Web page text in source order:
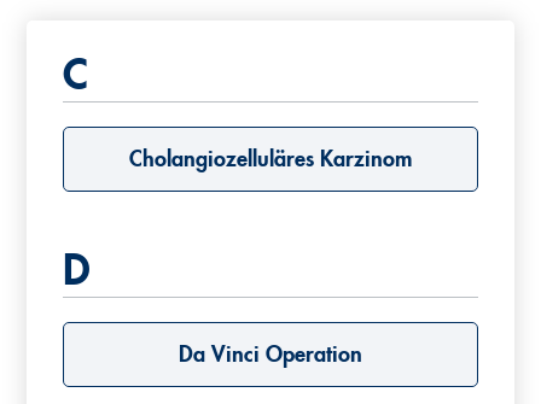
C
Cholangiozelluläres Karzinom
D
Da Vinci Operation